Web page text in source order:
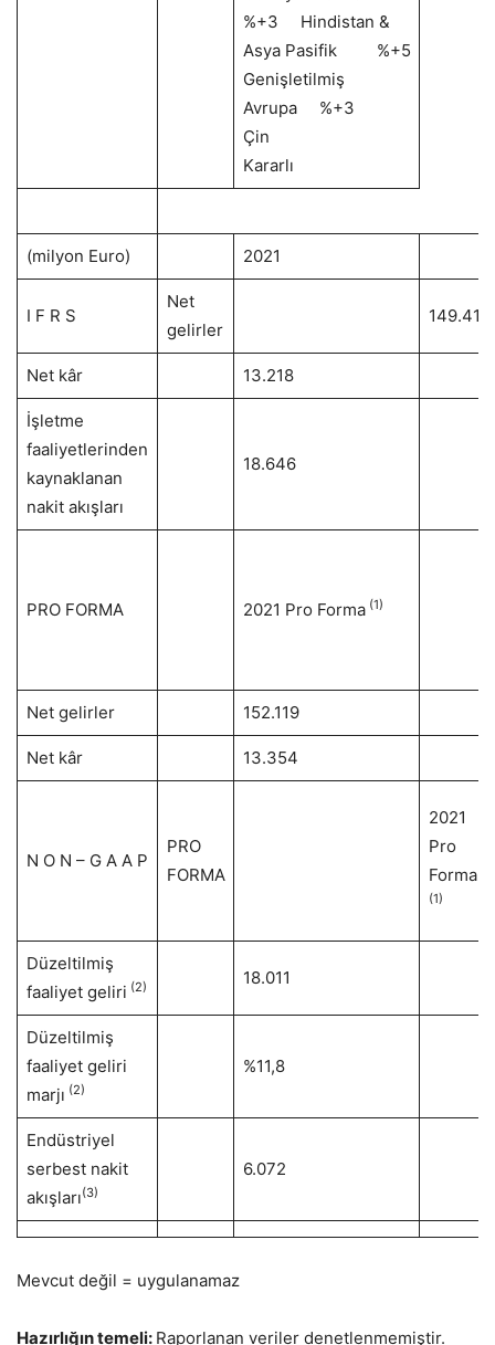
%+3 Hindistan &
Asya Pasifik %+5
Genişletilmiş
Avrupa %+3
Çin
Kararlı
(milyon Euro) 2021
I F R S
Net
gelirler
149.419
Net kâr 13.218
İşletme
faaliyetlerinden
kaynaklanan
nakit akışları
18.646
PRO FORMA 2021 Pro Forma (1)
Net gelirler 152.119
Net kâr 13.354
N O N – G A A P
PRO
FORMA
2021
Pro
Forma
(1)
Düzeltilmiş
faaliyet geliri (2) 18.011
Düzeltilmiş
faaliyet geliri
marjı (2)
%11,8
Endüstriyel
serbest nakit
akışları(3)
6.072
Mevcut değil = uygulanamaz
Hazırlığın temeli: Raporlanan veriler denetlenmemiştir.